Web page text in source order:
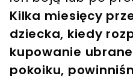
Kilka miesięcy
dziecka, kiedy
kupowanie
pokoiku,